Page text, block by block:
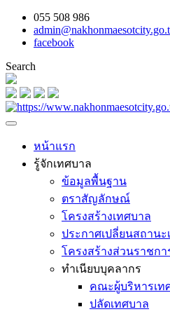
055 508 986
facebook
Search
หน้าแรก
รู้จักเทศบาล
ข้อมูลพื้นฐาน
ตราสัญลักษณ์
โครงสร้างเทศบาล
ประกาศเปลี่ยนสถานะ
โครงสร้างส่วนราชกา
ทำเนียบบุคลากร
คณะผู้บริหารเ
ปลัดเทศบาล